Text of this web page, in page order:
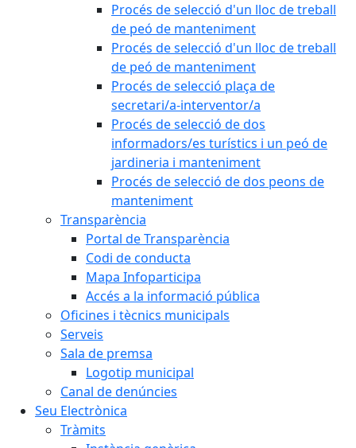
Procés de selecció d'un lloc de treball
de peó de manteniment
Procés de selecció d'un lloc de treball
de peó de manteniment
Procés de selecció plaça de
secretari/a-interventor/a
Procés de selecció de dos
informadors/es turístics i un peó de
jardineria i manteniment
Procés de selecció de dos peons de
manteniment
Transparència
Portal de Transparència
Codi de conducta
Mapa Infoparticipa
Accés a la informació pública
Oficines i tècnics municipals
Serveis
Sala de premsa
Logotip municipal
Canal de denúncies
Seu Electrònica
Tràmits